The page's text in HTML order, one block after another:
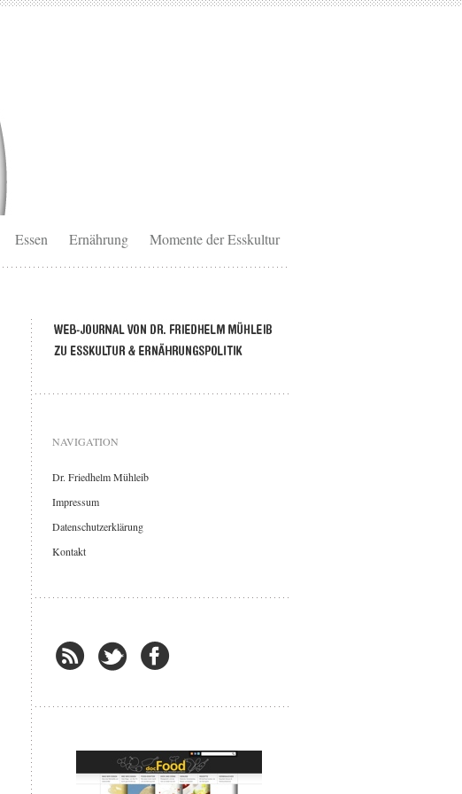
Essen Ernährung Momente der Esskultur
NAVIGATION
Dr. Friedhelm Mühleib
Impressum
Datenschutzerklärung
Kontakt